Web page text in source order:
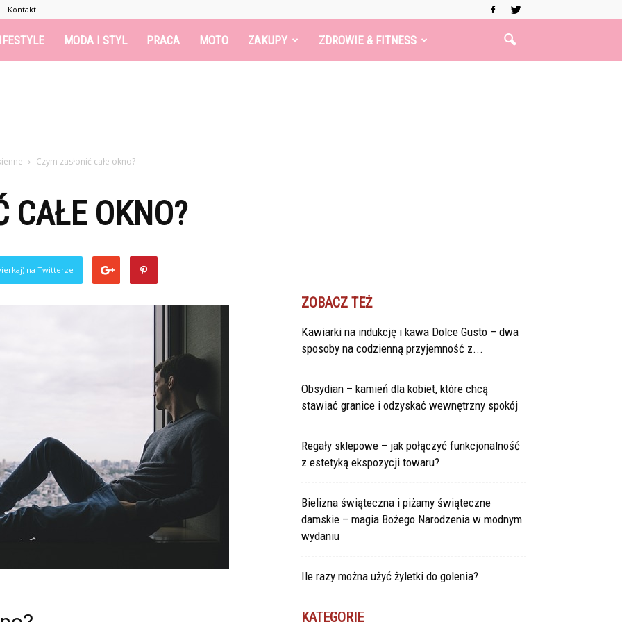
Kontakt
MODA I STYL PRACA MOTO ZAKUPY ZDROWIE & FITNESS
Czym zasłonić całe okno?
CAŁE OKNO?
na Twitterze
ZOBACZ TEŻ
Kawiarki na indukcję i kawa Dolce Gusto – dwa
sposoby na codzienną przyjemność z...
Obsydian – kamień dla kobiet, które chcą
stawiać granice i odzyskać wewnętrzny spokój
Regały sklepowe – jak połączyć funkcjonalność
z estetyką ekspozycji towaru?
Bielizna świąteczna i piżamy świąteczne
damskie – magia Bożego Narodzenia w modnym
wydaniu
Ile razy można użyć żyletki do golenia?
KATEGORIE